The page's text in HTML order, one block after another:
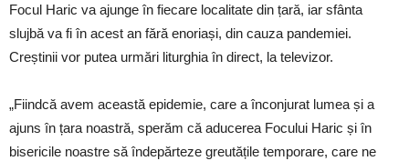
Focul Haric va ajunge în fiecare localitate din țară, iar sfânta
slujbă va fi în acest an fără enoriași, din cauza pandemiei.
Creștinii vor putea urmări liturghia în direct, la televizor.
„Fiindcă avem această epidemie, care a înconjurat lumea și a
ajuns în țara noastră, sperăm că aducerea Focului Haric și în
bisericile noastre să îndepărteze greutățile temporare, care ne